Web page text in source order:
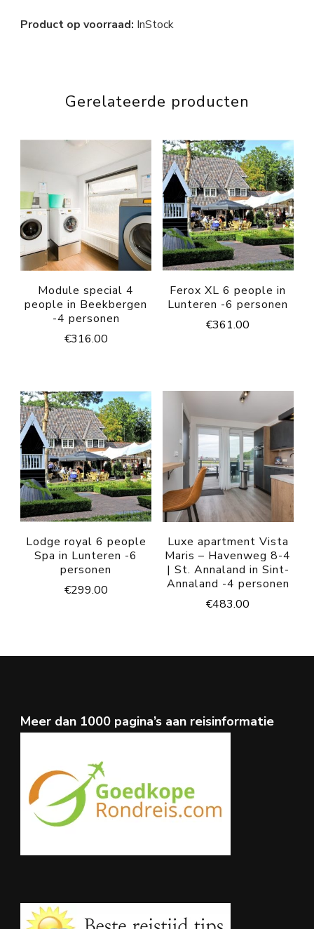
Product op voorraad: InStock
Gerelateerde producten
Module special 4
people in Beekbergen
-4 personen
€316.00
Ferox XL 6 people in
Lunteren -6 personen
€361.00
Lodge royal 6 people
Spa in Lunteren -6
personen
€299.00
Luxe apartment Vista
Maris – Havenweg 8-4
| St. Annaland in Sint-
Annaland -4 personen
€483.00
Meer dan 1000 pagina’s aan reisinformatie